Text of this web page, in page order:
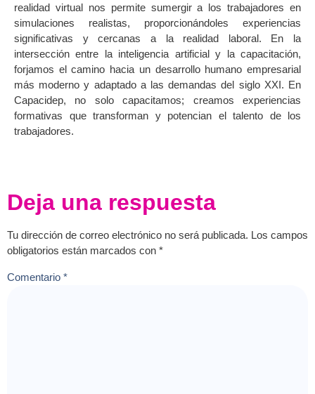
realidad virtual nos permite sumergir a los trabajadores en
simulaciones realistas, proporcionándoles experiencias
significativas y cercanas a la realidad laboral. En la
intersección entre la inteligencia artificial y la capacitación,
forjamos el camino hacia un desarrollo humano empresarial
más moderno y adaptado a las demandas del siglo XXI. En
Capacidep, no solo capacitamos; creamos experiencias
formativas que transforman y potencian el talento de los
trabajadores.
Deja una respuesta
Tu dirección de correo electrónico no será publicada. Los campos
obligatorios están marcados con *
Comentario *